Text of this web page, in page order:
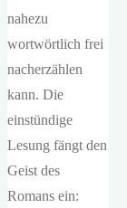
nahezu
wortwörtlich frei
nacherzählen
kann. Die
einstündige
Lesung fängt den
Geist des
Romans ein: